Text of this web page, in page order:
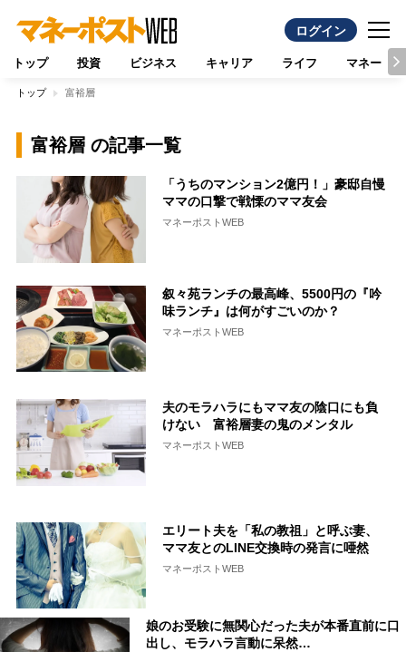
ログイン
トップ 投資 ビジネス キャリア ライフ マネー
トップ 富裕層
富裕層 の記事一覧
「うちのマンション2億円！」豪邸自慢
ママの口撃で戦慄のママ友会
マネーポストWEB
叙々苑ランチの最高峰、5500円の『吟
味ランチ』は何がすごいのか？
マネーポストWEB
夫のモラハラにもママ友の陰口にも負
けない 富裕層妻の鬼のメンタル
マネーポストWEB
エリート夫を「私の教祖」と呼ぶ妻、
ママ友とのLINE交換時の発言に唖然
マネーポストWEB
娘のお受験に無関心だった夫が本番直前に口
出し、モラハラ言動に呆然…